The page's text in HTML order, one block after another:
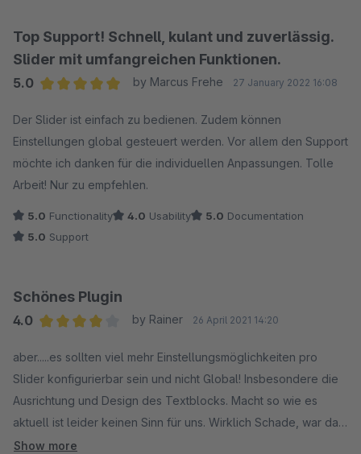
hier im Shopware Store.
LG
Top Support! Schnell, kulant und zuverlässig.
Slider mit umfangreichen Funktionen.
5.0
by Marcus Frehe 27 January 2022 16:08
Der Slider ist einfach zu bedienen. Zudem können
Einstellungen global gesteuert werden. Vor allem den Support
möchte ich danken für die individuellen Anpassungen. Tolle
Arbeit! Nur zu empfehlen.
5.0 Functionality 4.0 Usability 5.0 Documentation
5.0 Support
Schönes Plugin
4.0
by Rainer 26 April 2021 14:20
aber.....es sollten viel mehr Einstellungsmöglichkeiten pro
Slider konfigurierbar sein und nicht Global! Insbesondere die
Ausrichtung und Design des Textblocks. Macht so wie es
aktuell ist leider keinen Sinn für uns. Wirklich Schade, war das
erste Plugin was wenigstens schon in die Nähe kam was ich
Show more